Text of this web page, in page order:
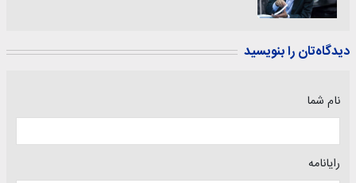
دیدگاه‌تان را بنویسید
نام شما
رایانامه